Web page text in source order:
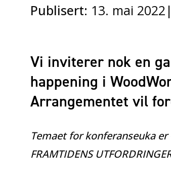
Publisert: 13. mai 2022 |
Vi inviterer nok en
happening i
Arrangementet vil
Temaet for konferanseuka er
FRAMTIDENS